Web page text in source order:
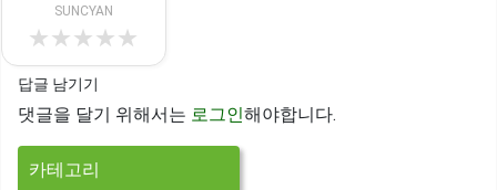
SUNCYAN
★★★★★
답글 남기기
댓글을 달기 위해서는 로그인해야합니다.
카테고리